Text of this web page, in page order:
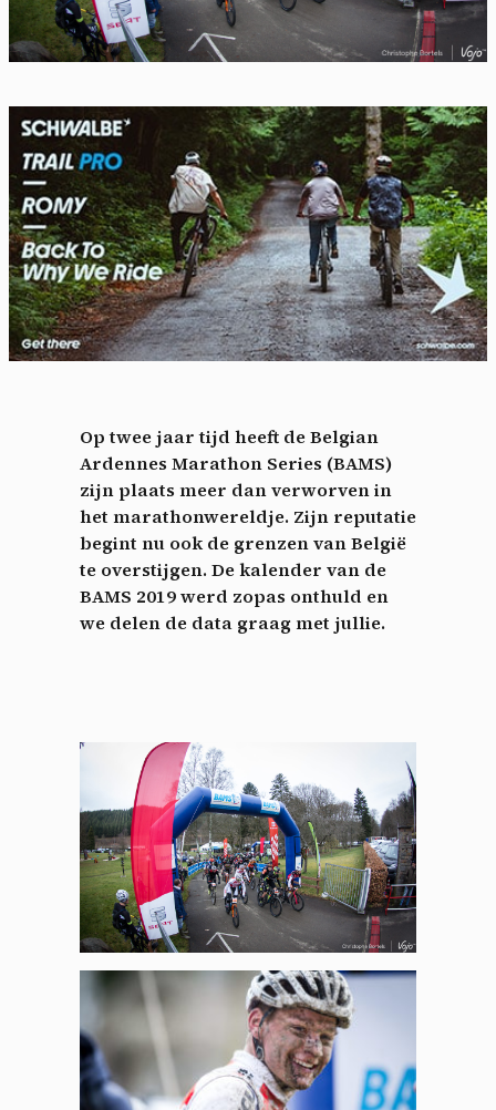
Op twee jaar tijd heeft de Belgian
Ardennes Marathon Series (BAMS)
zijn plaats meer dan verworven in
het marathonwereldje. Zijn reputatie
begint nu ook de grenzen van België
te overstijgen. De kalender van de
BAMS 2019 werd zopas onthuld en
we delen de data graag met jullie.